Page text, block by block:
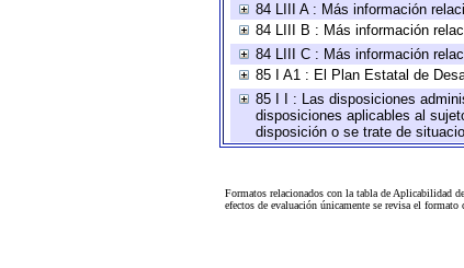
84 LIII A : Más información
84 LIII B : Más información
84 LIII C : Más información
85 I A1 : El Plan Estatal de
85 I I : Las disposiciones
disposiciones aplicables al
disposición o se trate de
Formatos relacionados con la tabla de Aplicabilidad
efectos de evaluación únicamente se revisa el